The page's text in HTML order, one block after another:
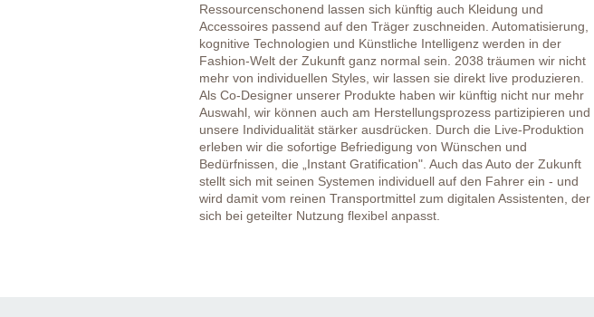
Ressourcenschonend lassen sich künftig auch Kleidung und
Accessoires passend auf den Träger zuschneiden. Automatisierung,
kognitive Technologien und Künstliche Intelligenz werden in der
Fashion-Welt der Zukunft ganz normal sein. 2038 träumen wir nicht
mehr von individuellen Styles, wir lassen sie direkt live produzieren.
Als Co-Designer unserer Produkte haben wir künftig nicht nur mehr
Auswahl, wir können auch am Herstellungsprozess partizipieren und
unsere Individualität stärker ausdrücken. Durch die Live-Produktion
erleben wir die sofortige Befriedigung von Wünschen und
Bedürfnissen, die „Instant Gratification". Auch das Auto der Zukunft
stellt sich mit seinen Systemen individuell auf den Fahrer ein - und
wird damit vom reinen Transportmittel zum digitalen Assistenten, der
sich bei geteilter Nutzung flexibel anpasst.